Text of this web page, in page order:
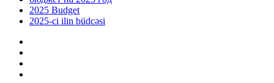
2025 Budget
2025-ci ilin büdcəsi